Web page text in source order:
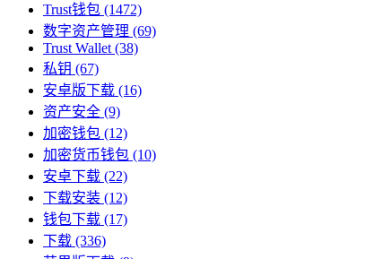
Trust钱包 (1472)
数字资产管理 (69)
Trust Wallet (38)
私钥 (67)
安卓版下载 (16)
资产安全 (9)
加密钱包 (12)
加密货币钱包 (10)
安卓下载 (22)
下载安装 (12)
钱包下载 (17)
下载 (336)